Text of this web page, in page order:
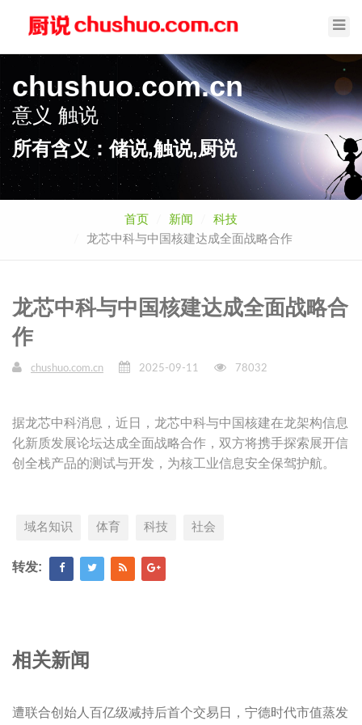
chushuo.com.cn
意义触说
所有含义：储说,触说,厨说
首页 新闻
科技
龙芯中科与中国核建达成全面战略合作
龙芯中科与中国核建达成全面战略合
作
chushuo.com.cn 2025-09-11 78032
据龙芯中科消息，近日，龙芯中科与中国核建在龙架构信息
化新质发展论坛达成全面战略合作，双方将携手探索展开信
创全栈产品的测试与开发，为核工业信息安全保驾护航。
域名知识 体育 科技 社会
转发:
相关新闻
遭联合创始人百亿级减持后首个交易日，宁德时代市值蒸发